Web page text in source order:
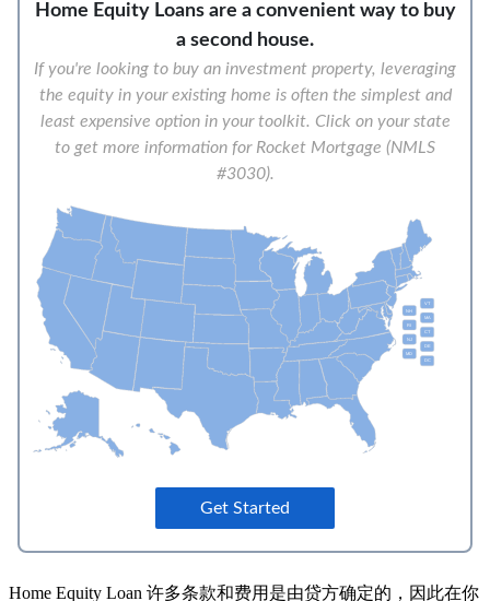
Home Equity Loan 许多条款和费用是由贷方确定的，因此在你